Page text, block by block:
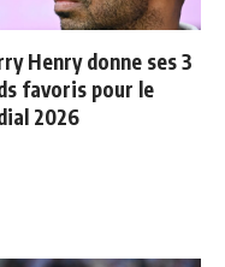
Henry donne ses 3
favoris pour le
2026